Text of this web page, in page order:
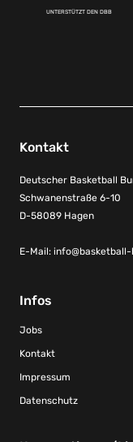
UNTERSTÜTZT DEN DBB
Kontakt
Deutscher Basketball
Schwanenstraße 6-10
D-58089 Hagen
E-Mail: info@basketball-
Infos
Jobs
Kontakt
Impressum
Datenschutz